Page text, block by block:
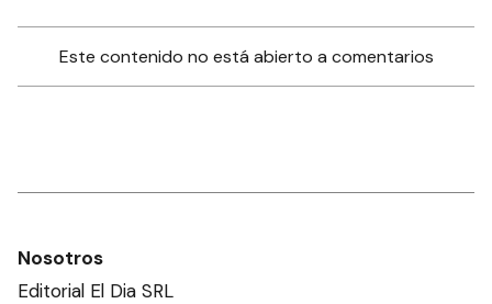
Este contenido no está abierto a comentarios
Nosotros
Editorial El Dia SRL